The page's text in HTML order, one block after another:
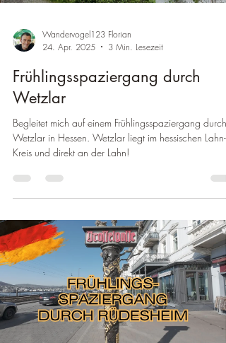
Wandervogel123 Florian
24. Apr. 2025
3 Min. Lesezeit
Frühlingsspaziergang durch
Wetzlar
Begleitet mich auf einem Frühlingsspaziergang durch
Wetzlar in Hessen. Wetzlar liegt im hessischen Lahn-
Kreis und direkt an der Lahn!